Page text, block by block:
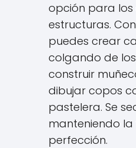
opción para los
estructuras.
puedes crear
colgando de
construir
dibujar copos
pastelera. Se
manteniendo
perfección.